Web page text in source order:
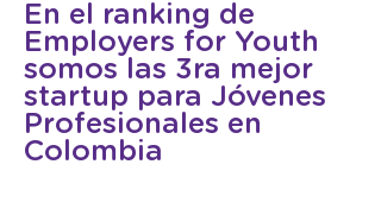
En el ranking de
Employers for Youth
somos las 3ra mejor
startup para Jóvenes
Profesionales en
Colombia